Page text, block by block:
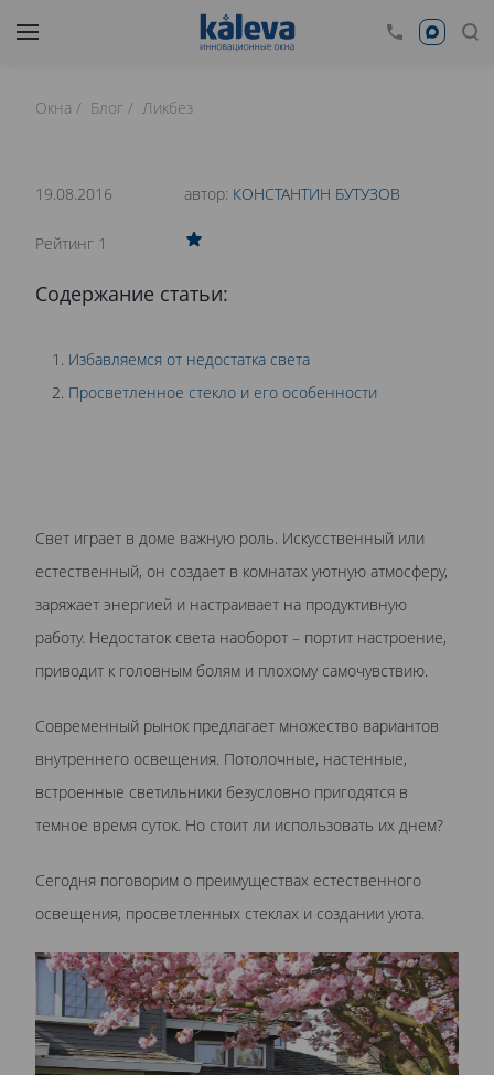
0
СТЕКЛО
Окна Блог Ликбез
Содержание статьи:
Избавляемся от недостатка света
Просветленное стекло и его особенности
19.08.2016 автор: КОНСТАНТИН БУТУЗОВ
Рейтинг 1
Свет играет в доме важную роль. Искусственный или
естественный, он создает в комнатах уютную атмосферу,
заряжает энергией и настраивает на продуктивную
работу. Недостаток света наоборот – портит настроение,
приводит к головным болям и плохому самочувствию.
Современный рынок предлагает множество вариантов
внутреннего освещения. Потолочные, настенные,
встроенные светильники безусловно пригодятся в
темное время суток. Но стоит ли использовать их днем?
Сегодня поговорим о преимуществах естественного
освещения, просветленных стеклах и создании уюта.